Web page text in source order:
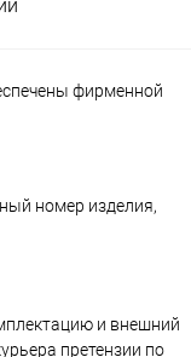
фирменной
номер изделия,
и внешний
претензии по